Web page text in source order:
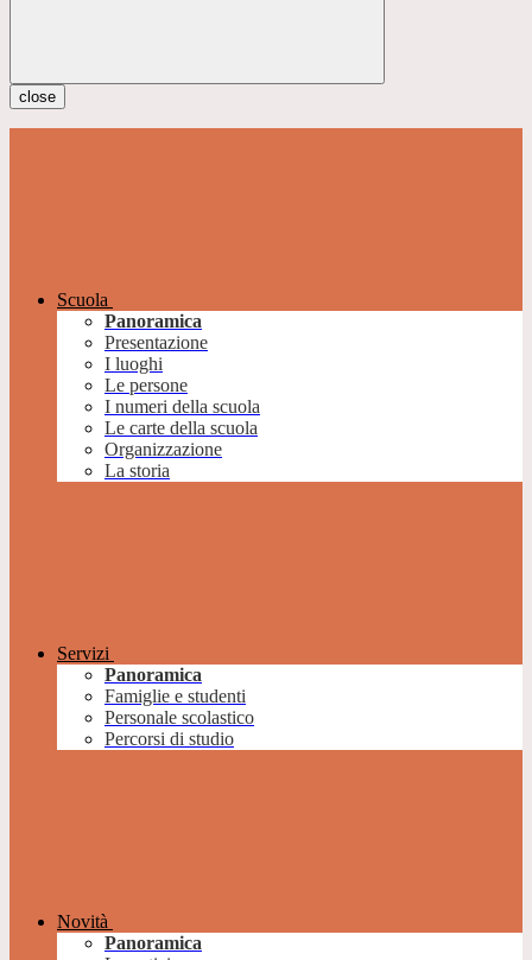
close
Scuola
Panoramica
Presentazione
I luoghi
Le persone
I numeri della scuola
Le carte della scuola
Organizzazione
La storia
Servizi
Panoramica
Famiglie e studenti
Personale scolastico
Percorsi di studio
Novità
Panoramica